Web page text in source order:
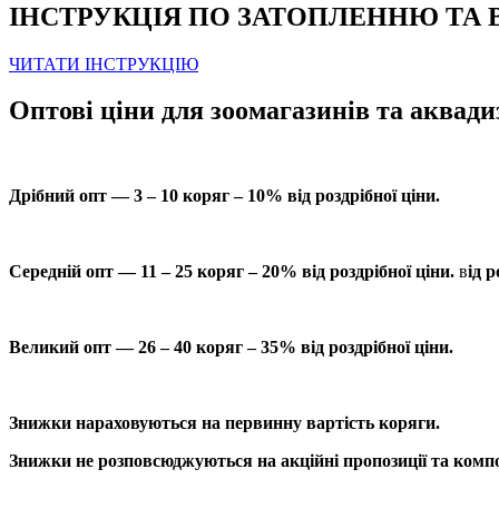
ІНСТРУКЦІЯ ПО ЗАТОПЛЕННЮ
ЧИТАТИ ІНСТРУКЦІЮ
Оптові ціни для зоомагазинів та
Дрібний опт — 3 – 10 коряг – 10% від роздрібної ціни.
Середній опт — 11 – 25 коряг – 20% від роздрібної ціни. від
Великий опт — 26 – 40 коряг – 35% від роздрібної ціни.
Знижки нараховуються на первинну вартість коряги.
Знижки не розповсюджуються на акційні пропозиції та